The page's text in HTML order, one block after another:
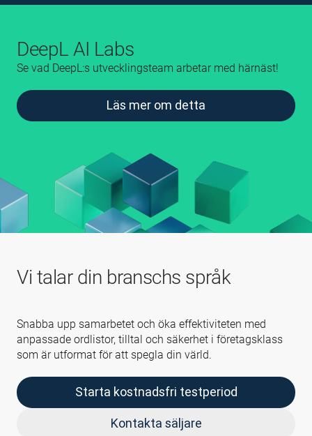
DeepL AI Labs
Se vad DeepL:s utvecklingsteam arbetar med härnäst!
Läs mer om detta
Vi talar din branschs språk
Snabba upp samarbetet och öka effektiviteten med
anpassade ordlistor, tilltal och säkerhet i företagsklass
som är utformat för att spegla din värld.
Starta kostnadsfri testperiod
Kontakta säljare